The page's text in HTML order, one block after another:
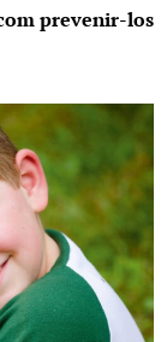
prevenir-los